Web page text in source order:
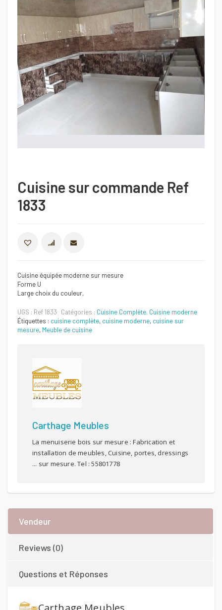
Cuisine sur commande Ref
1833
COMPARER
Cuisine équipée moderne sur mesure
Forme U
Large choix du couleur,
UGS : Ref 1833 Catégories : Cuisine Complète, Cuisine moderne
Étiquettes : cuisine complète, cuisine moderne, cuisine sur
mesure, Meuble de cuisine
Carthage Meubles
La menuiserie bois sur mesure : Fabrication et
installation de meubles, Cuisine, portes, dressings
... sur mesure. Tel : 55801778
Vendeur
Reviews (0)
Questions et Réponses